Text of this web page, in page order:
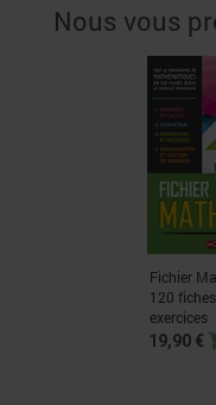
Nous vous
Fichier
120
exercices
19,90 €